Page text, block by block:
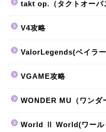
takt op.（タクトオーパ
V4攻略
ValorLegends(ベイラ
VGAME攻略
WONDER MU（ワンダ
World Ⅱ World(ワール